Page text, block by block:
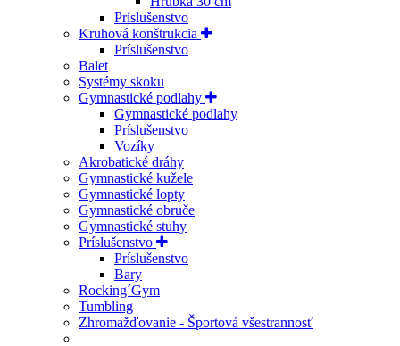
Príslušenstvo
Kruhová konštrukcia
Príslušenstvo
Balet
Systémy skoku
Gymnastické podlahy
Gymnastické podlahy
Príslušenstvo
Vozíky
Akrobatické dráhy
Gymnastické kužele
Gymnastické lopty
Gymnastické obruče
Gymnastické stuhy
Príslušenstvo
Príslušenstvo
Bary
Rocking´Gym
Tumbling
Zhromažďovanie - Športová všestrannosť